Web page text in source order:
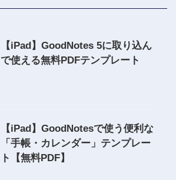
【iPad】GoodNotes 5に取り込ん
で使える無料PDFテンプレート
【iPad】GoodNotesで使う便利な
「手帳・カレンダー」テンプレー
ト【無料PDF】